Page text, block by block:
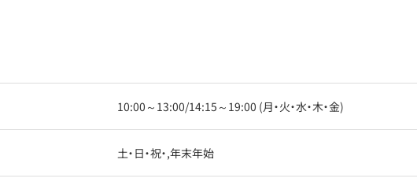
10:00～13:00/14:15～19:00 (月・火・水・木・金)
土・日・祝・,年末年始